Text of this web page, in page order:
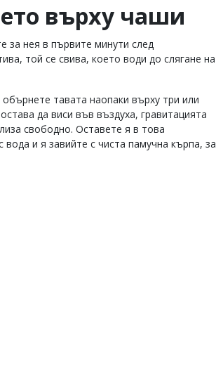
върху чаши
за нея в първите минути след
той се свива, което води до слягане на
тавата наопаки върху три или
да виси във въздуха, гравитацията
свободно. Оставете я в това
и я завийте с чиста памучна кърпа, за